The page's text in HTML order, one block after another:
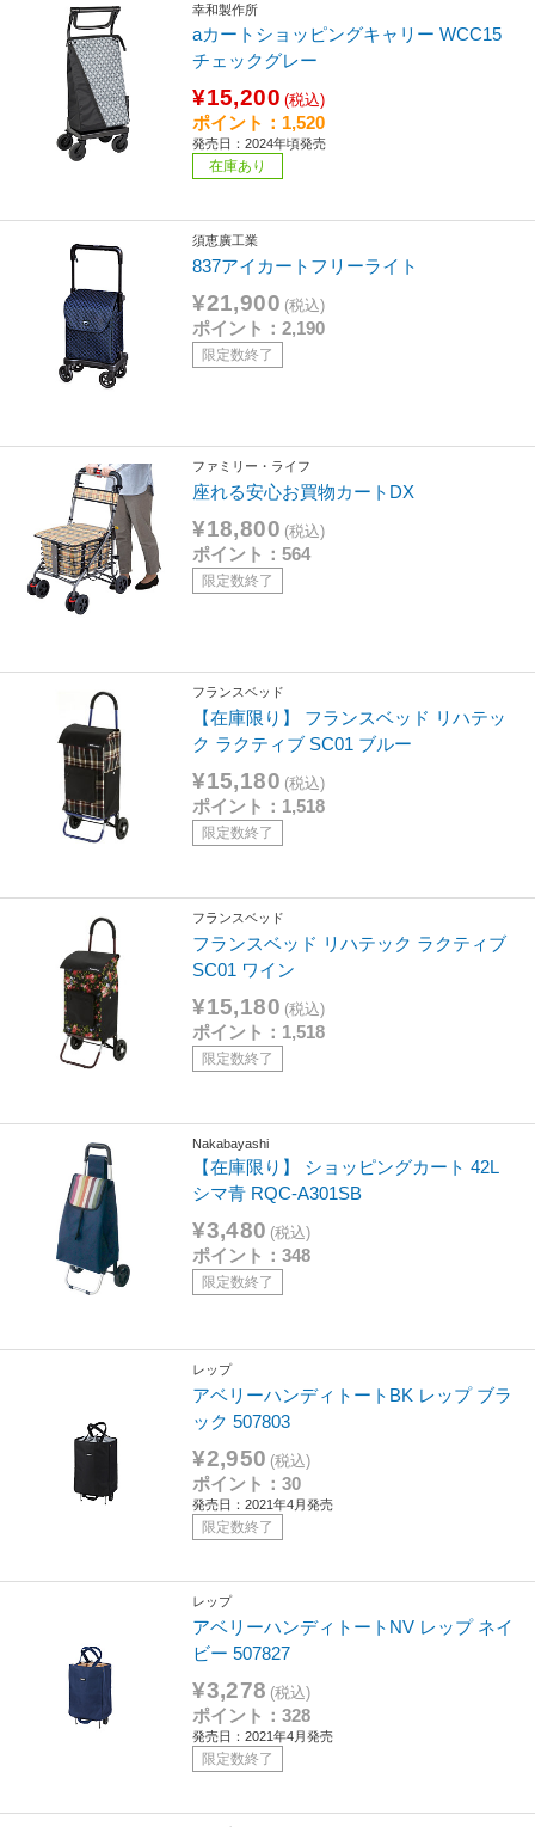
幸和製作所
aカートショッピングキャリー WCC15
チェックグレー
¥15,200 (税込)
ポイント：1,520
発売日：2024年頃発売
在庫あり
須恵廣工業
837アイカートフリーライト
¥21,900 (税込)
ポイント：2,190
限定数終了
ファミリー・ライフ
座れる安心お買物カートDX
¥18,800 (税込)
ポイント：564
限定数終了
フランスベッド
【在庫限り】 フランスベッド リハテッ
ク ラクティブ SC01 ブルー
¥15,180 (税込)
ポイント：1,518
限定数終了
フランスベッド
フランスベッド リハテック ラクティブ
SC01 ワイン
¥15,180 (税込)
ポイント：1,518
限定数終了
Nakabayashi
【在庫限り】 ショッピングカート 42L
シマ青 RQC-A301SB
¥3,480 (税込)
ポイント：348
限定数終了
レップ
アベリーハンディトートBK レップ ブラ
ック 507803
¥2,950 (税込)
ポイント：30
発売日：2021年4月発売
限定数終了
レップ
アベリーハンディトートNV レップ ネイ
ビー 507827
¥3,278 (税込)
ポイント：328
発売日：2021年4月発売
限定数終了